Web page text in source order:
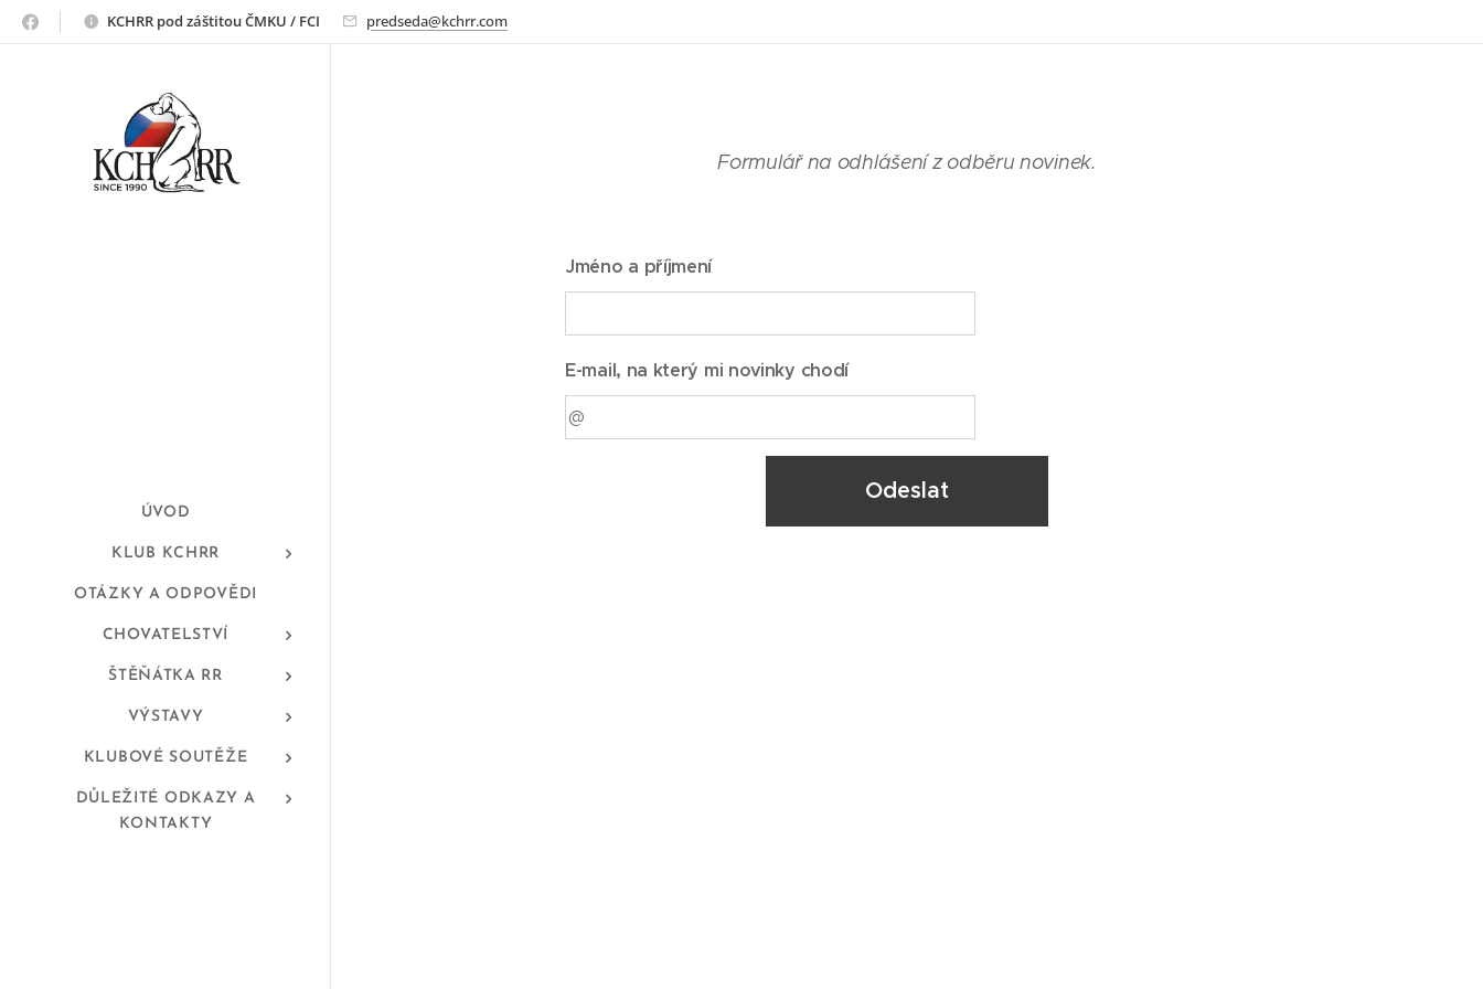
ridgeback
KCHRR pod záštitou ČMKU / FCI predseda@kchrr.com
ÚVOD
KLUB KCHRR
OTÁZKY A ODPOVĚDI
CHOVATELSTVÍ
ŠTĚŇÁTKA RR
VÝSTAVY
KLUBOVÉ SOUTĚŽE
DŮLEŽITÉ ODKAZY A
KONTAKTY
Formulář na odhlášení z odběru novinek.
Jméno a příjmení
E-mail, na který mi novinky chodí
Odeslat